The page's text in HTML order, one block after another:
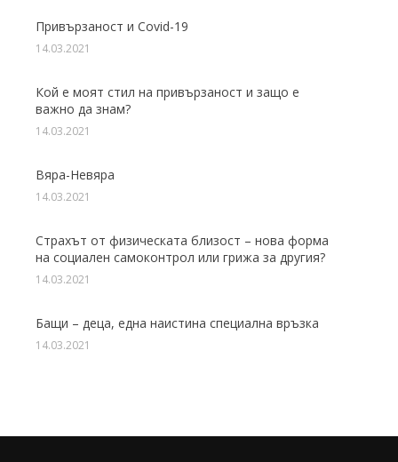
Привързаност и Covid-19
14.03.2021
Кой е моят стил на привързаност и защо е
важно да знам?
14.03.2021
Вяра-Невяра
14.03.2021
Страхът от физическата близост – нова форма
на социален самоконтрол или грижа за другия?
14.03.2021
Бащи – деца, една наистина специална връзка
14.03.2021